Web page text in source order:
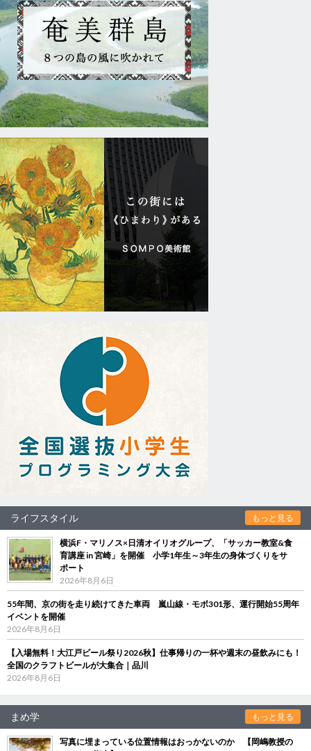
ライフスタイル もっと見る
横浜F・マリノス×日清オイリオグループ、「サッカー教室&食
育講座 in 宮崎」を開催 小学1年生～3年生の身体づくりをサ
ポート
2026年8月6日
55年間、京の街を走り続けてきた車両 嵐山線・モボ301形、運行開始55周年
イベントを開催
2026年8月6日
【入場無料！大江戸ビール祭り2026秋】仕事帰りの一杯や週末の昼飲みにも！
全国のクラフトビールが大集合｜品川
2026年8月6日
まめ学 もっと見る
写真に埋まっている位置情報はおっかないのか 【岡嶋教授の